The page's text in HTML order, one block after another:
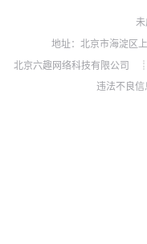
未
地址：北京市海淀区
北京六趣网络科技有限公司
┊
违法不良